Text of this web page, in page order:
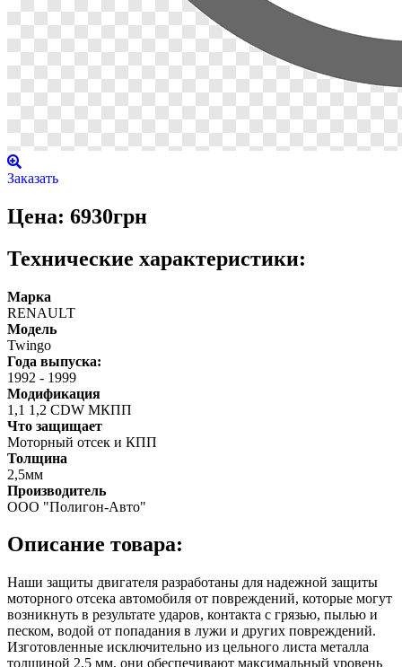
Заказать
Цена: 6930грн
Технические характеристики:
Марка
RENAULT
Модель
Twingo
Года выпуска:
1992 - 1999
Модификация
1,1 1,2 CDW МКПП
Что защищает
Моторный отсек и КПП
Толщина
2,5мм
Производитель
ООО "Полигон-Авто"
Описание товара:
Наши защиты двигателя разработаны для надежной защиты
моторного отсека автомобиля от повреждений, которые могут
возникнуть в результате ударов, контакта с грязью, пылью и
песком, водой от попадания в лужи и других повреждений.
Изготовленные исключительно из цельного листа металла
толщиной 2,5 мм, они обеспечивают максимальный уровень